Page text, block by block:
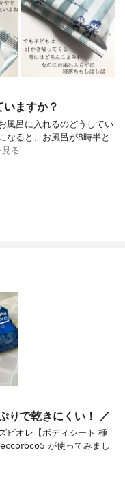
ますか？
風呂に入れるのどうしてい
なると、お風呂が8時半と
る
りで乾きにくい！ ／
ビオレ【ボディシート 極
が使ってみまし